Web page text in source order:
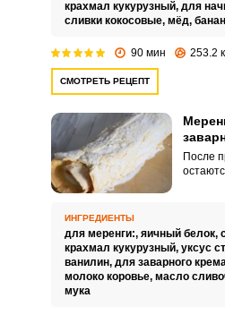
крахмал кукурузный, для
сливки кокосовые, мёд,
90 мин 253.2
СМОТРЕТЬ РЕЦЕПТ
После
десерт.
ИНГРЕДИЕНТЫ
для меренги:, яичный белок,
крахмал кукурузный, уксус
ванилин, для заварного
молоко коровье, масло
мука